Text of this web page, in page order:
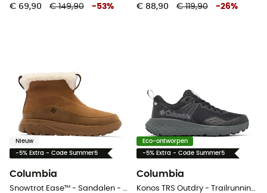
€ 69,90 € 149,90 -53% € 88,90 € 119,90 -26%
Nieuw
-5% Extra - Code Summer5
Columbia
Snowtrot Ease™ - Sandalen - Dames
Eco-ontworpen
-5% Extra - Code Summer5
Columbia
Konos TRS Outdry - Trailrunningschoenen - Heren